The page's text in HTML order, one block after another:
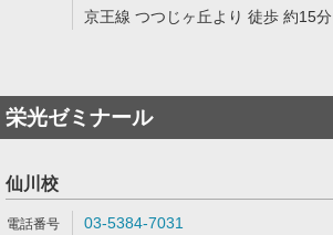
京王線 つつじヶ丘より 徒歩 約15分
栄光ゼミナール
仙川校
03-5384-7031